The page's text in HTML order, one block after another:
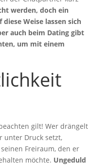
werden, doch ein
Weise lassen sich
auch beim Dating gibt
um mit einem
gilt! Wer drängelt
unter Druck setzt,
Freiraum, den er
möchte. Ungeduld